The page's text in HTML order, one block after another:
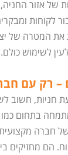
של אזור
לקוחות
המטרה של
לשימוש כולם.
– רק עם
חניות, חשוב
בתחום כמו
של חברה
הם מחזיקים